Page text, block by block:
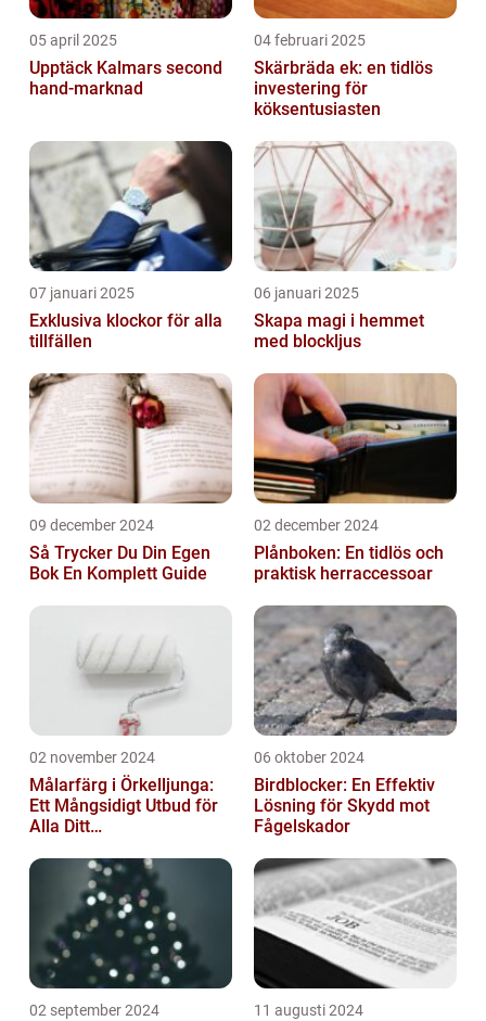
05 april 2025
Upptäck Kalmars second
hand-marknad
04 februari 2025
Skärbräda ek: en tidlös
investering för
köksentusiasten
07 januari 2025
Exklusiva klockor för alla
tillfällen
06 januari 2025
Skapa magi i hemmet
med blockljus
09 december 2024
Så Trycker Du Din Egen
Bok En Komplett Guide
02 december 2024
Plånboken: En tidlös och
praktisk herraccessoar
02 november 2024
Målarfärg i Örkelljunga:
Ett Mångsidigt Utbud för
Alla Ditt
06 oktober 2024
Birdblocker: En Effektiv
Lösning för Skydd mot
Fågelskador
02 september 2024 11 augusti 2024